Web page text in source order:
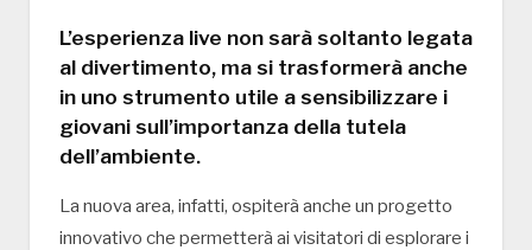
L’esperienza live non sarà soltanto legata
al divertimento, ma si trasformerà anche
in uno strumento utile a sensibilizzare i
giovani sull’importanza della tutela
dell’ambiente.
La nuova area, infatti, ospiterà anche un progetto
innovativo che permetterà ai visitatori di esplorare i